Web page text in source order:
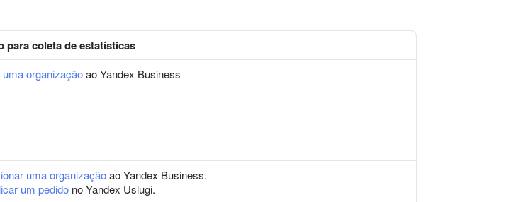
para coleta de estatísticas
organizaçãoao Yandex Business
uma organizaçãoao Yandex Business.
um pedido no Yandex Uslugi.